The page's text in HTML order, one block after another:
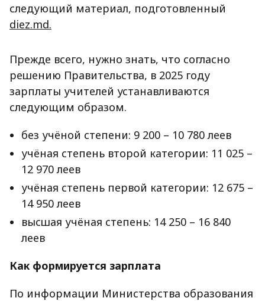
следующий материал, подготовленный
diez.md.
Прежде всего, нужно знать, что согласно
решению Правительства, в 2025 году
зарплаты учителей устанавливаются
следующим образом.
без учёной степени: 9 200 – 10 780 леев
учёная степень второй категории: 11 025 –
12 970 леев
учёная степень первой категории: 12 675 –
14 950 леев
высшая учёная степень: 14 250 – 16 840
леев
Как формируется зарплата
По информации Министерства образования